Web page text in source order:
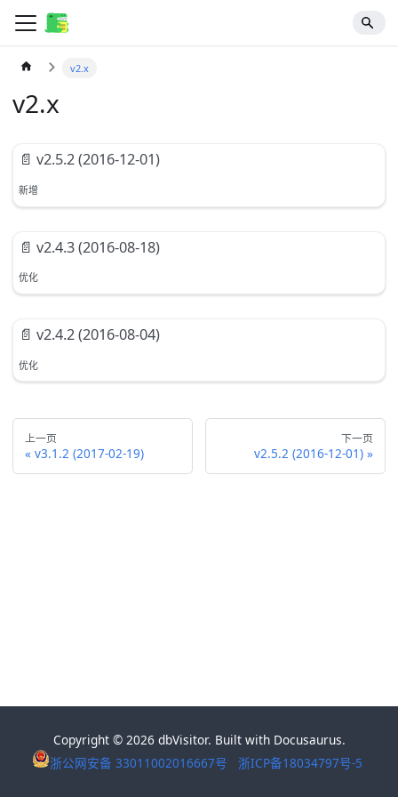
v2.x
v2.x
📄️ v2.5.2 (2016-12-01)
新增
📄️ v2.4.3 (2016-08-18)
优化
📄️ v2.4.2 (2016-08-04)
优化
上一页
v3.1.2 (2017-02-19)
下一页
v2.5.2 (2016-12-01)
Copyright © 2026 dbVisitor. Built with Docusaurus.
浙公网安备 33011002016667号
浙ICP备18034797号-5